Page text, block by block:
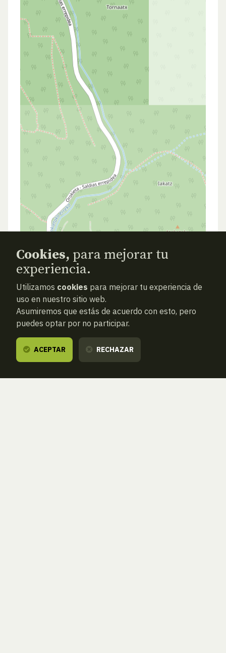
Cookies, para mejorar tu
experiencia.
Utilizamos cookies para mejorar tu experiencia de
uso en nuestro sitio web.
Asumiremos que estás de acuerdo con esto, pero
puedes optar por no participar.
ACEPTAR RECHAZAR